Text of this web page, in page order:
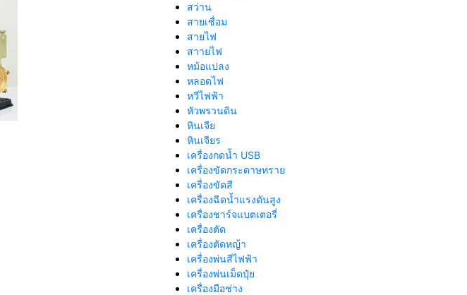
สว่าน
สายเชื่อม
สายไฟ
สาายไฟ
หม้อแปลง
หลอดไฟ
หวีไฟฟ้า
หัวพรวนดิน
หินเจีย
หินเจียร
เครื่องกดน้ำ USB
เครื่องขัดกระดาษทราย
เครื่องขัดสี
เครื่องฉีดน้ำแรงดันสูง
เครื่องชาร์จแบตเตอรี่
เครื่องตัด
เครื่องตัดหญ้า
เครื่องพ่นสีไฟฟ้า
เครื่องพ่นเม็ดปุ๋ย
เครื่องมือช่าง